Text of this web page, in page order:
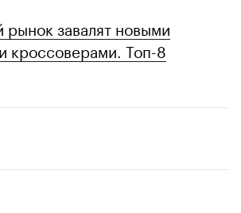
рынок завалят новыми
кроссоверами. Топ-8